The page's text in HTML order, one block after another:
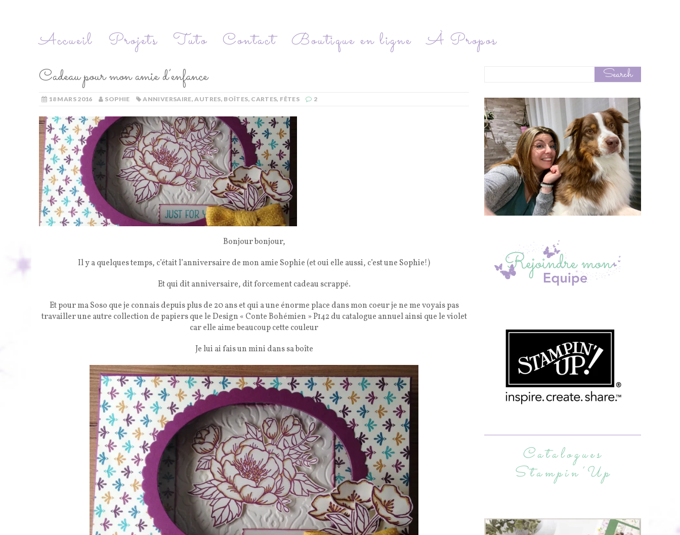
Accueil Projets Tuto Contact Boutique en ligne
À Propos
Cadeau pour mon amie d’enfance
18 MARS 2016 SOPHIE ANNIVERSAIRE,AUTRES, BOÎTES, CARTES, FÊTES 2
Bonjour bonjour,
Il y a quelques temps, c’était l’anniversaire de mon amie Sophie (et oui elle aussi, c’est une Sophie!)
Et qui dit anniversaire, dit forcement cadeau scrappé.
Et pour ma Soso que je connais depuis plus de 20 ans et qui a une énorme place dans mon coeur je ne me voyais pas
travailler une autre collection de papiers que le Design « Conte Bohémien » P142 du catalogue annuel ainsi que le violet
car elle aime beaucoup cette couleur
Je lui ai fais un mini dans sa boîte
Catalogues
Stampin’Up